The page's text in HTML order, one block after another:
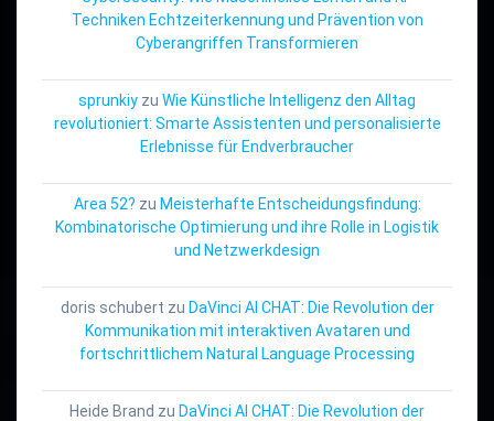
Techniken Echtzeiterkennung und Prävention von
Cyberangriffen Transformieren
sprunkiy zu Wie Künstliche Intelligenz den Alltag
revolutioniert: Smarte Assistenten und personalisierte
Erlebnisse für Endverbraucher
Area 52? zu Meisterhafte Entscheidungsfindung:
Kombinatorische Optimierung und ihre Rolle in Logistik
und Netzwerkdesign
doris schubert zu DaVinci AI CHAT: Die Revolution der
Kommunikation mit interaktiven Avataren und
fortschrittlichem Natural Language Processing
Heide Brand zu DaVinci AI CHAT: Die Revolution der